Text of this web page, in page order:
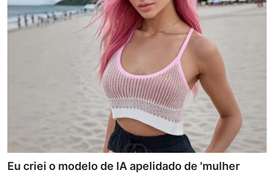
Eu criei o modelo de IA apelidado de 'mulher